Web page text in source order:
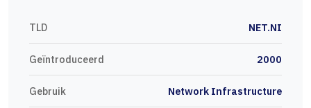
TLD NET.NI
Geïntroduceerd 2000
Gebruik Network Infrastructure